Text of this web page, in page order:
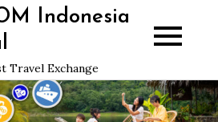
Indonesia
Travel Exchange